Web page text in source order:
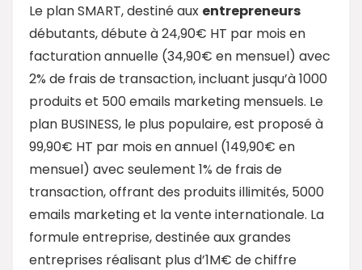
Le plan SMART, destiné aux entrepreneurs
débutants, débute à 24,90€ HT par mois en
facturation annuelle (34,90€ en mensuel) avec
2% de frais de transaction, incluant jusqu’à 1000
produits et 500 emails marketing mensuels. Le
plan BUSINESS, le plus populaire, est proposé à
99,90€ HT par mois en annuel (149,90€ en
mensuel) avec seulement 1% de frais de
transaction, offrant des produits illimités, 5000
emails marketing et la vente internationale. La
formule entreprise, destinée aux grandes
entreprises réalisant plus d’1M€ de chiffre